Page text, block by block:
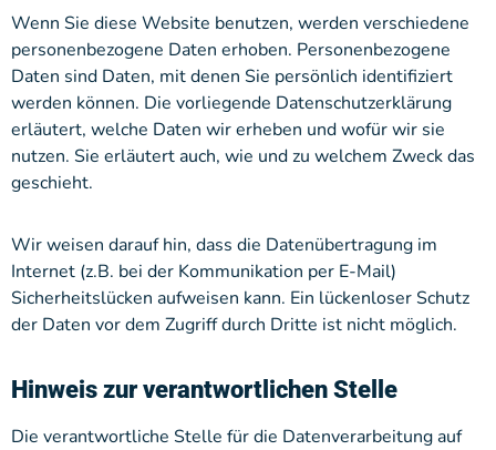
Wenn Sie diese Website benutzen, werden verschiedene
personenbezogene Daten erhoben. Personenbezogene
Daten sind Daten, mit denen Sie persönlich identifiziert
werden können. Die vorliegende Datenschutzerklärung
erläutert, welche Daten wir erheben und wofür wir sie
nutzen. Sie erläutert auch, wie und zu welchem Zweck das
geschieht.
Wir weisen darauf hin, dass die Datenübertragung im
Internet (z.B. bei der Kommunikation per E-Mail)
Sicherheitslücken aufweisen kann. Ein lückenloser Schutz
der Daten vor dem Zugriff durch Dritte ist nicht möglich.
Hinweis zur verantwortlichen Stelle
Die verantwortliche Stelle für die Datenverarbeitung auf